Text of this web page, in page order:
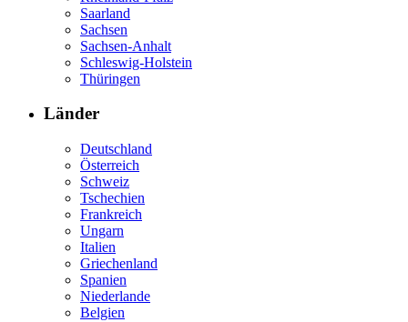
Saarland
Sachsen
Sachsen-Anhalt
Schleswig-Holstein
Thüringen
Länder
Deutschland
Österreich
Schweiz
Tschechien
Frankreich
Ungarn
Italien
Griechenland
Spanien
Niederlande
Belgien